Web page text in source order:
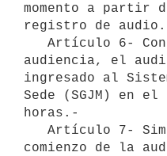
momento a partir
registro de
audiencia, el
ingresado al
Sede (SGJM) en el
horas.-
comienzo de la